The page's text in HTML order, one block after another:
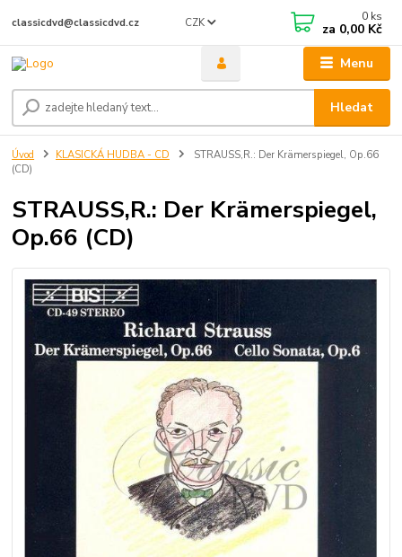
Menu
CZK
Hledat
classicdvd@classicdvd.cz 0 ks
za 0,00 Kč
Úvod KLASICKÁ HUDBA - CD
STRAUSS,R.: Der Krämerspiegel, Op.66
(CD)
STRAUSS,R.: Der Krämerspiegel,
Op.66 (CD)